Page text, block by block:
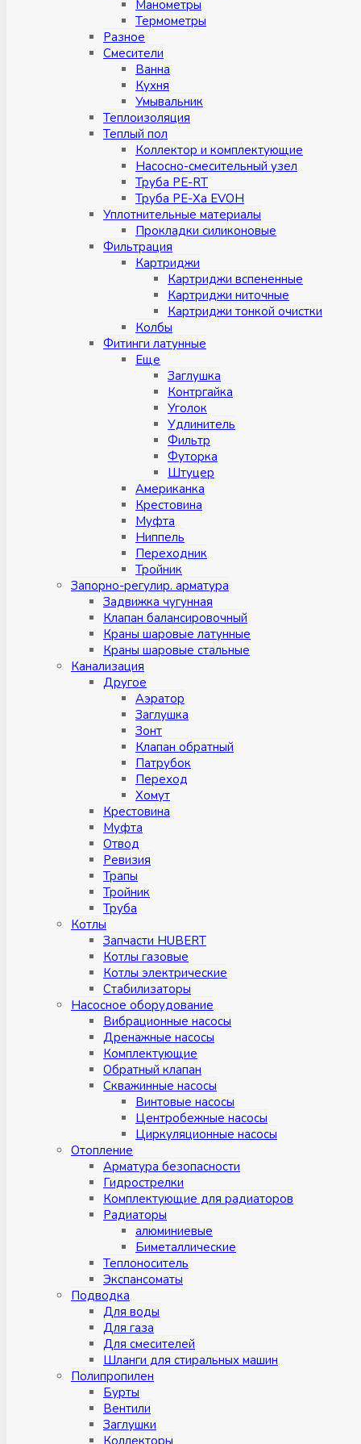
Манометры
Термометры
Разное
Смесители
Ванна
Кухня
Умывальник
Теплоизоляция
Теплый пол
Коллектор и комплектующие
Насосно-смесительный узел
Труба PE-RT
Труба PE-Xa EVOH
Уплотнительные материалы
Прокладки силиконовые
Фильтрация
Картриджи
Картриджи вспененные
Картриджи ниточные
Картриджи тонкой очистки
Колбы
Фитинги латунные
Eщe
Заглушка
Контргайка
Уголок
Удлинитель
Фильтр
Футорка
Штуцер
Американка
Крестовина
Муфта
Ниппель
Переходник
Тройник
Запорно-регулир. арматура
Задвижка чугунная
Клапан балансировочный
Краны шаровые латунные
Краны шаровые стальные
Канализация
Другое
Аэратор
Заглушкa
Зонт
Клапан обратный
Патрубок
Переход
Хомут
Крестовина
Муфтa
Отвод
Ревизия
Трапы
Тройник
Труба
Котлы
Запчасти HUBERT
Котлы газовые
Котлы электрические
Стабилизаторы
Насосное оборудование
Вибрационные насосы
Дренажные насосы
Комплектующие
Обратный клапан
Скважинные насосы
Винтовые насосы
Центробежные насосы
Циркуляционные насосы
Отопление
Арматура безопасности
Гидрострелки
Комплектующие для радиаторов
Радиаторы
алюминиевые
Биметаллические
Теплоноситель
Экспансоматы
Подводка
Для воды
Для газа
Для смесителей
Шланги для стиральных машин
Полипропилен
Бурты
Вентили
Заглушки
Коллекторы